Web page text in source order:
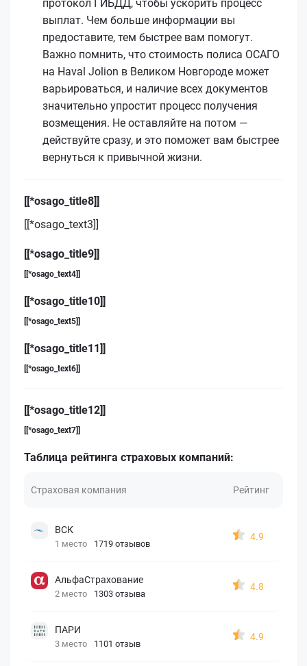
протокол ГИБДД, чтобы ускорить процесс
выплат. Чем больше информации вы
предоставите, тем быстрее вам помогут.
Важно помнить, что стоимость полиса ОСАГО
на Haval Jolion в Великом Новгороде может
варьироваться, и наличие всех документов
значительно упростит процесс получения
возмещения. Не оставляйте на потом —
действуйте сразу, и это поможет вам быстрее
вернуться к привычной жизни.
[[*osago_title8]]
[[*osago_text3]]
[[*osago_title9]]
[[*osago_text4]]
[[*osago_title10]]
[[*osago_text5]]
[[*osago_title11]]
[[*osago_text6]]
[[*osago_title12]]
[[*osago_text7]]
Таблица рейтинга страховых компаний:
Страховая компания Рейтинг
ВСК
1 место 1719 отзывов
4.9
АльфаСтрахование
2 место 1303 отзыва
4.8
ПАРИ
3 место 1101 отзыв
4.9